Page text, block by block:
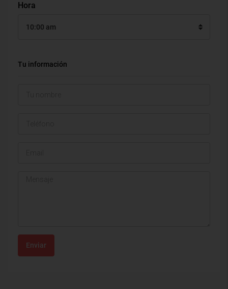
Hora
10:00 am
Tu información
Enviar